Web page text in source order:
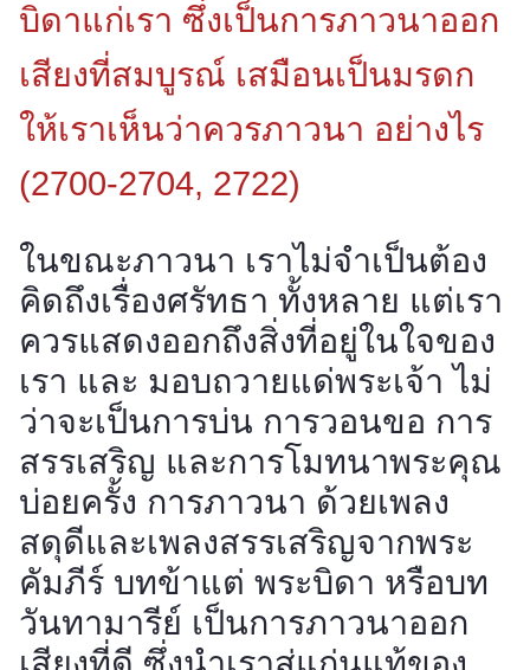
บิดาแก่เรา ซึ่งเป็นการภาวนาออก
เสียงที่สมบูรณ์ เสมือนเป็นมรดก
ให้เราเห็นว่าควรภาวนา อย่างไร
(2700-2704, 2722)
ในขณะภาวนา เราไม่จำเป็นต้อง
คิดถึงเรื่องศรัทธา ทั้งหลาย แต่เรา
ควรแสดงออกถึงสิ่งที่อยู่ในใจของ
เรา และ มอบถวายแด่พระเจ้า ไม่
ว่าจะเป็นการบ่น การวอนขอ การ
สรรเสริญ และการโมทนาพระคุณ
บ่อยครั้ง การภาวนา ด้วยเพลง
สดุดีและเพลงสรรเสริญจากพระ
คัมภีร์ บทข้าแต่ พระบิดา หรือบท
วันทามารีย์ เป็นการภาวนาออก